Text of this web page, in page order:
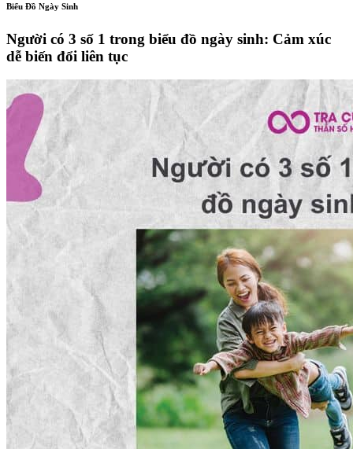
Biểu Đồ Ngày Sinh
Người có 3 số 1 trong biểu đồ ngày sinh: Cảm xúc
dễ biến đổi liên tục